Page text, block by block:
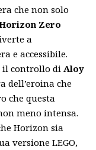
che non solo
Zero
a
e accessibile.
il controllo di Aloy
dell’eroina che
che questa
meno intensa.
Horizon sia
versione LEGO,